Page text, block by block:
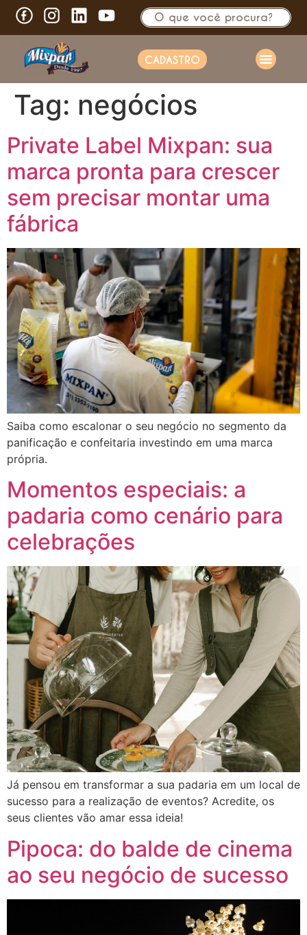
CADASTRO
Tag: negócios
Private Label Mixpan: sua
marca pronta para crescer
sem precisar montar uma
fábrica
Saiba como escalonar o seu negócio no segmento da
panificação e confeitaria investindo em uma marca
própria.
Momentos especiais: a
padaria como cenário para
celebrações
Já pensou em transformar a sua padaria em um local de
sucesso para a realização de eventos? Acredite, os
seus clientes vão amar essa ideia!
Pipoca: do balde de cinema
ao seu negócio de sucesso